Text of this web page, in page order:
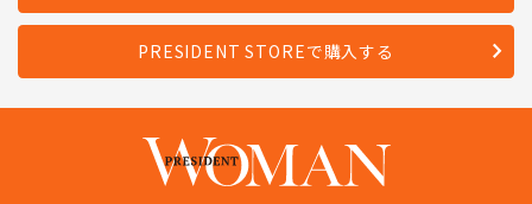
PRESIDENT STOREで購入する